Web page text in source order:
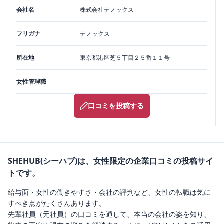
会社名 株式会社テノックス
フリガナ テノックス
所在地 東京都港区芝５丁目２５番１１号
女性管理職
口コミを投稿する
SHEHUB(シーハブ)は、女性限定の企業口コミの投稿サイ
トです。
給与面・女性の働きやすさ・会社の評判など、女性の転職は気に
すべき点がたくさんあります。
先輩社員（元社員）の口コミを通して、本当の会社の姿を知り、